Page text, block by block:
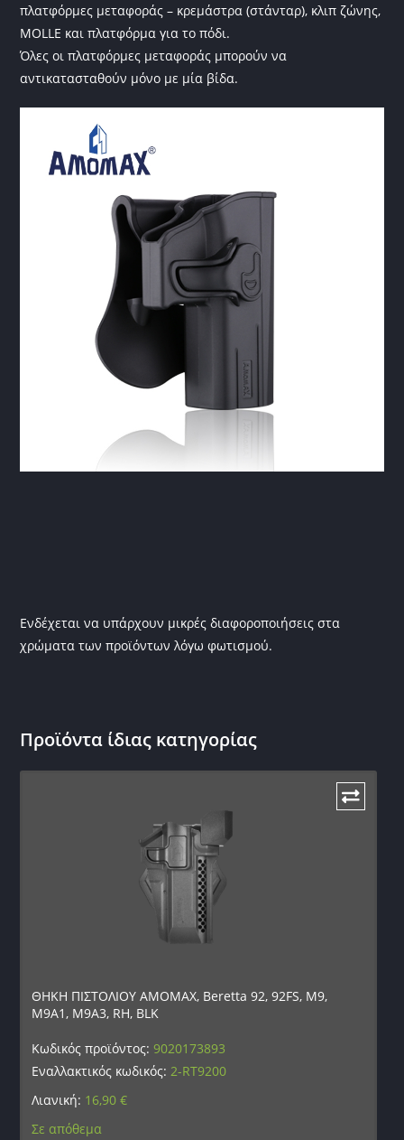
πλατφόρμες μεταφοράς – κρεμάστρα (στάνταρ), κλιπ ζώνης,
MOLLE και πλατφόρμα για το πόδι.
Όλες οι πλατφόρμες μεταφοράς μπορούν να
αντικατασταθούν μόνο με μία βίδα.
Ενδέχεται να υπάρχουν μικρές διαφοροποιήσεις στα
χρώματα των προϊόντων λόγω φωτισμού.
Προϊόντα ίδιας κατηγορίας
ΘΗΚΗ ΠΙΣΤΟΛΙΟΥ AMOMAX, Beretta 92, 92FS, M9,
M9A1, M9A3, RH, BLK
Κωδικός προϊόντος:9020173893
Εναλλακτικός κωδικός: 2-RT9200
Λιανική: 16,90€
Σε απόθεμα